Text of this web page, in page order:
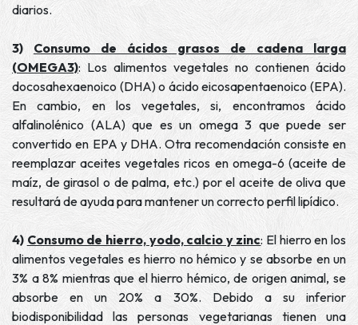
diarios.
3) Consumo de ácidos grasos de cadena larga
(OMEGA3): Los alimentos vegetales no contienen ácido
docosahexaenoico (DHA) o ácido eicosapentaenoico (EPA).
En cambio, en los vegetales, si, encontramos ácido
alfalinolénico (ALA) que es un omega 3 que puede ser
convertido en EPA y DHA. Otra recomendación consiste en
reemplazar aceites vegetales ricos en omega-6 (aceite de
maíz, de girasol o de palma, etc.) por el aceite de oliva que
resultará de ayuda para mantener un correcto perfil lipídico.
4) Consumo de hierro, yodo, calcio y zinc: El hierro en los
alimentos vegetales es hierro no hémico y se absorbe en un
3% a 8% mientras que el hierro hémico, de origen animal, se
absorbe en un 20% a 30%. Debido a su inferior
biodisponibilidad las personas vegetarianas tienen una